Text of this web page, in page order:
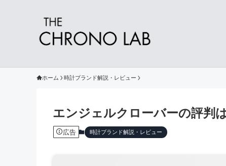
ホーム 時計ブランド解説・レビュー
エンジェルクローバーの評判
広告 時計ブランド解説・レビュー